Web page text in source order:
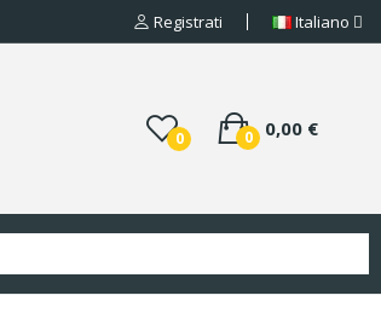
Registrati Italiano
0 0,00 €
0